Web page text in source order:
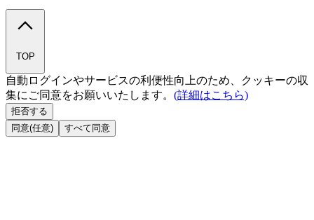
TOP
自動ログインやサービスの利便性向上のため、クッキーの収
集にご同意をお願いいたします。 (詳細はこちら)
拒否する
同意(任意)
すべて同意